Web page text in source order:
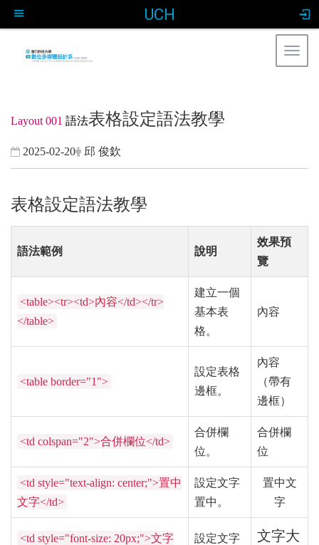
UCH
Layout 001 語法表格設定語法教學
2025-02-20 邱 俊欽
表格設定語法教學
語法範例 說明
效果預
覽
<table><tr><td>內容</td></tr>
</table>
建立一個
基本表
格。
內容
<table border="1">
設定表格
邊框。
內容
（帶有
邊框）
<td colspan="2">合併欄位</td>
合併欄
位。
合併欄
位
<td style="text-align: center;">置中
文字</td>
設定文字
置中。
置中文
字
<td style="font-size: 20px;">文字
設定文字
文字大